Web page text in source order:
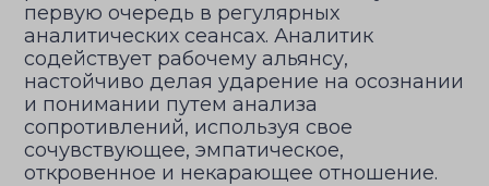
первую очередь в регулярных
аналитических сеансах. Аналитик
содействует рабочему альянсу,
настойчиво делая ударение на осознании
и понимании путем анализа
сопротивлений, используя свое
сочувствующее, эмпатическое,
откровенное и некарающее отношение.